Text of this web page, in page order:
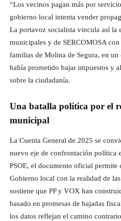
“Los vecinos pagan más por
gobierno local intenta vender
La portavoz socialista vincula así la
municipales y de SERCOMOSA
familias de Molina de Segura, en un
había prometido bajar impuestos y
sobre la ciudadanía.
Una batalla política por el
municipal
La Cuenta General de 2025 se
nuevo eje de confrontación política
PSOE, el documento oficial permite
Gobierno local con la realidad de
sostiene que PP y VOX han
basado en promesas de bajadas
los datos reflejan el camino